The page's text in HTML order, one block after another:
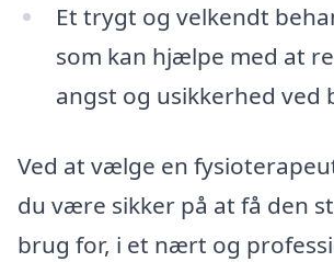
Et trygt og velkendt
som kan hjælpe med at
angst og usikkerhed ved
Ved at vælge en
du være sikker på at få den
brug for, i et nært og